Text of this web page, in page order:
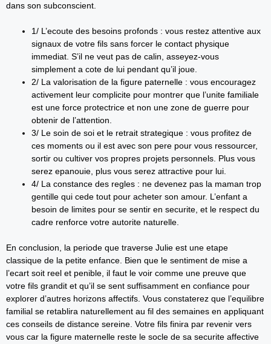
dans son subconscient.
1/ L’ecoute des besoins profonds : vous restez attentive aux
signaux de votre fils sans forcer le contact physique
immediat. S’il ne veut pas de calin, asseyez-vous
simplement a cote de lui pendant qu’il joue.
2/ La valorisation de la figure paternelle : vous encouragez
activement leur complicite pour montrer que l’unite familiale
est une force protectrice et non une zone de guerre pour
obtenir de l’attention.
3/ Le soin de soi et le retrait strategique : vous profitez de
ces moments ou il est avec son pere pour vous ressourcer,
sortir ou cultiver vos propres projets personnels. Plus vous
serez epanouie, plus vous serez attractive pour lui.
4/ La constance des regles : ne devenez pas la maman trop
gentille qui cede tout pour acheter son amour. L’enfant a
besoin de limites pour se sentir en securite, et le respect du
cadre renforce votre autorite naturelle.
En conclusion, la periode que traverse Julie est une etape
classique de la petite enfance. Bien que le sentiment de mise a
l’ecart soit reel et penible, il faut le voir comme une preuve que
votre fils grandit et qu’il se sent suffisamment en confiance pour
explorer d’autres horizons affectifs. Vous constaterez que l’equilibre
familial se retablira naturellement au fil des semaines en appliquant
ces conseils de distance sereine. Votre fils finira par revenir vers
vous car la figure maternelle reste le socle de sa securite affective